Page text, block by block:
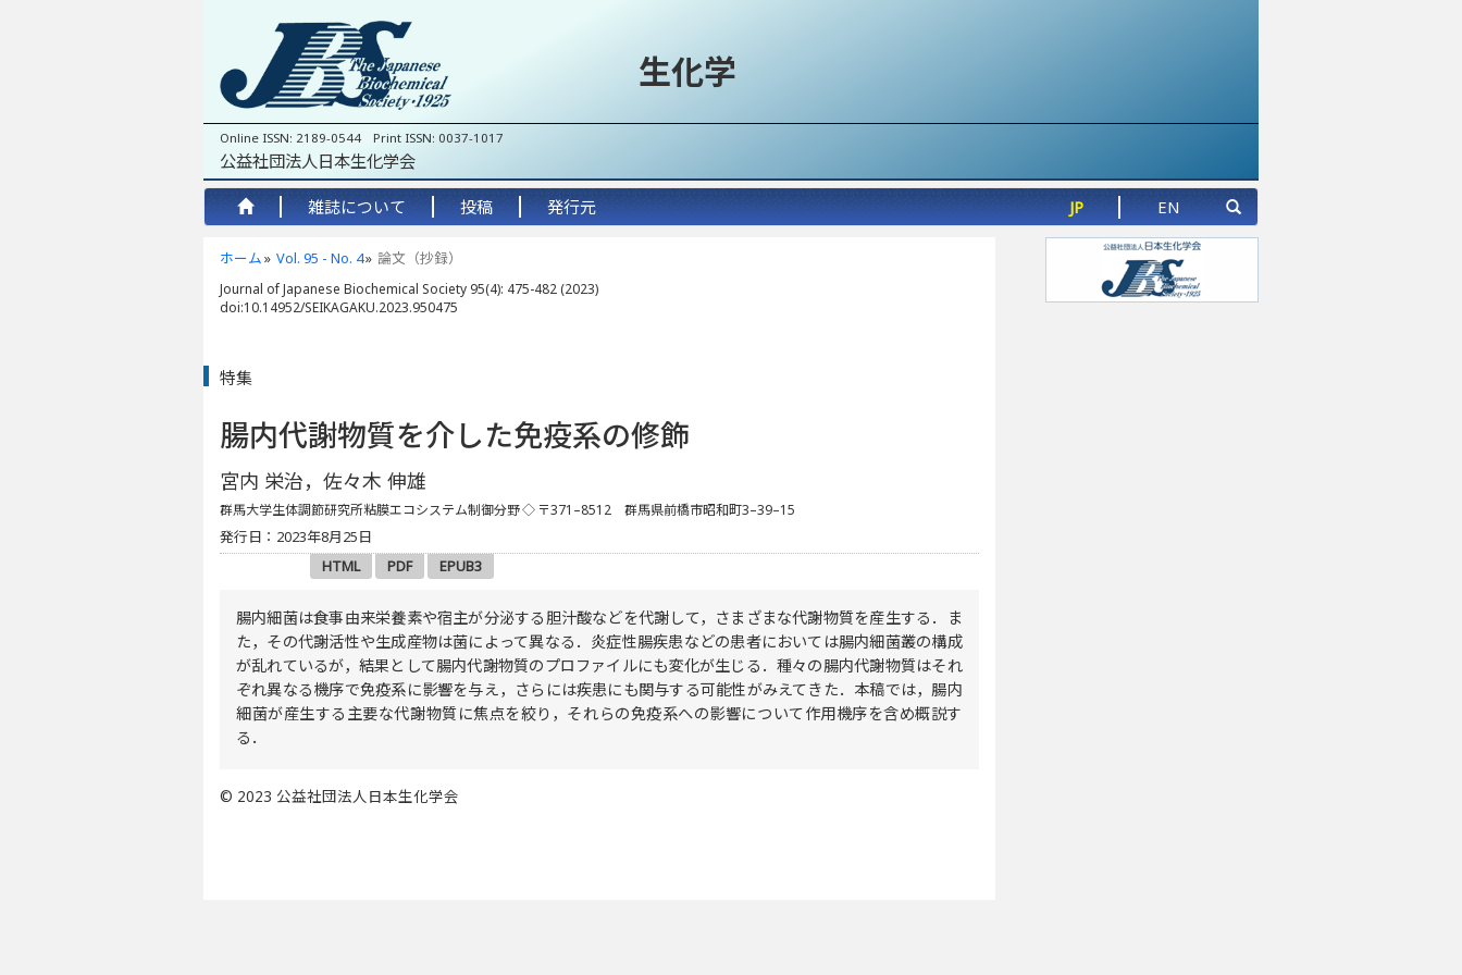
生化学
Online ISSN: 2189-0544 Print ISSN: 0037-1017
公益社団法人日本生化学会
雑誌について 投稿 発行元 JP EN
ホーム Vol. 95 - No. 4 論文（抄録）
Journal of Japanese Biochemical Society 95(4): 475-482 (2023)
doi:10.14952/SEIKAGAKU.2023.950475
特集
腸内代謝物質を介した免疫系の修飾
宮内 栄治，佐々木 伸雄
群馬大学生体調節研究所粘膜エコシステム制御分野◇ 〒371–8512 群馬県前橋市昭和町3–39–15
発行日：2023年8月25日
HTML
PDF EPUB3
腸内細菌は食事由来栄養素や宿主が分泌する胆汁酸などを代謝して，さまざまな代謝物質を産生する．ま
た，その代謝活性や生成産物は菌によって異なる．炎症性腸疾患などの患者においては腸内細菌叢の構成
が乱れているが，結果として腸内代謝物質のプロファイルにも変化が生じる．種々の腸内代謝物質はそれ
ぞれ異なる機序で免疫系に影響を与え，さらには疾患にも関与する可能性がみえてきた．本稿では，腸内
細菌が産生する主要な代謝物質に焦点を絞り，それらの免疫系への影響について作用機序を含め概説す
る．
© 2023 公益社団法人日本生化学会